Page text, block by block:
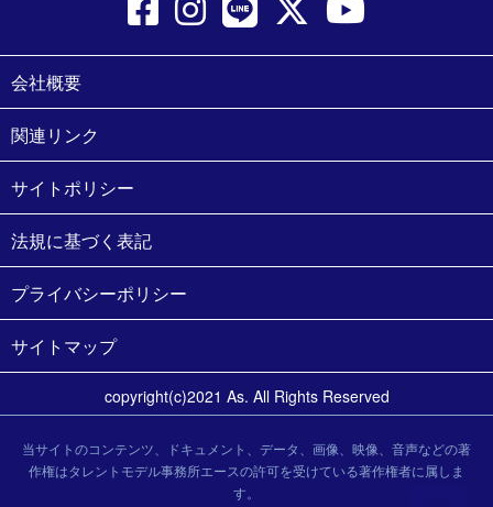
会社概要
関連リンク
サイトポリシー
法規に基づく表記
プライバシーポリシー
サイトマップ
copyright(c)2021 As. All Rights Reserved
当サイトのコンテンツ、ドキュメント、データ、画像、映像、音声などの著
作権はタレントモデル事務所エースの許可を受けている著作権者に属しま
す。